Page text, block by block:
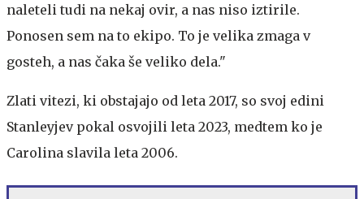
naleteli tudi na nekaj ovir, a nas niso iztirile.
Ponosen sem na to ekipo. To je velika zmaga v
gosteh, a nas čaka še veliko dela."
Zlati vitezi, ki obstajajo od leta 2017, so svoj edini
Stanleyjev pokal osvojili leta 2023, medtem ko je
Carolina slavila leta 2006.